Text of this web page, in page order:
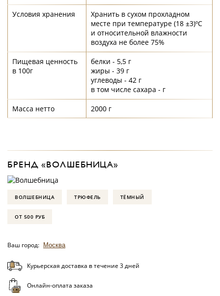
Условия хранения
Хранить в сухом прохладном
месте при температуре (18 ±3)ºС
и относительной влажности
воздуха не более 75%
Пищевая ценность
в 100г
белки - 5,5 г
жиры - 39 г
углеводы - 42 г
в том числе сахара - г
Масса нетто 2000 г
БРЕНД «ВОЛШЕБНИЦА»
ВОЛШЕБНИЦА ТРЮФЕЛЬ ТЁМНЫЙ
ОТ 500 РУБ
Ваш город: Москва
Курьерская доставка в течение 3 дней
Онлайн-оплата заказа